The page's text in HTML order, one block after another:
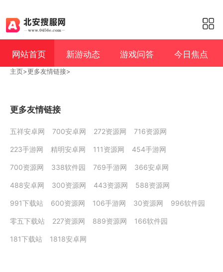
网站首页 新游动态 游戏问答 今日焦点
主页>更多友情链接>
更多友情链接
五祥安卓网 700安卓网 272资源网 716资源网
223手游网 精明安卓网 111资源网 454手游网
700资源网 338软件园 769手游网 366安卓网
488安卓网 300资源网 443资源网 588资源网
991下载站 600资源网 106手游网 30资源网 996软件园
零五下载站 227资源网 889资源网 166软件园
181下载站 1818安卓网